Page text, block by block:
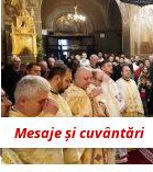
Mesaje și cuvântări